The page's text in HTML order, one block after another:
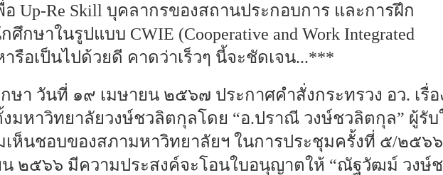
Up-Re Skill บุคลากรของสถานประกอบการ และการฝึก
กษาในรูปแบบ CWIE (Cooperative and Work Integrated
ารือเป็นไปด้วยดี คาดว่าเร็วๆ นี้จะชัดเจน...***
ษา วันที่ ๑๙ เมษายน ๒๕๖๗ ประกาศคำสั่งกระทรวง อว. เรื่อ
มหาวิทยาลัยวงษ์ชวลิตกุลโดย “อ.ปราณี วงษ์ชวลิตกุล” ผู้รับ
ห็นชอบของสภามหาวิทยาลัยฯ ในการประชุมครั้งที่ ๕/๒๕๖๖
๒๕๖๖ มีความประสงค์จะโอนใบอนุญาตให้ “ณัฐวัฒม์ วงษ์